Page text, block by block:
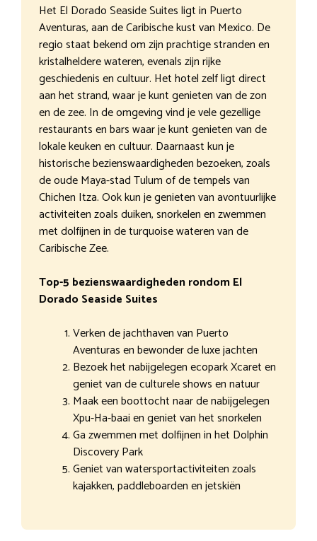
Het El Dorado Seaside Suites ligt in Puerto
Aventuras, aan de Caribische kust van Mexico. De
regio staat bekend om zijn prachtige stranden en
kristalheldere wateren, evenals zijn rijke
geschiedenis en cultuur. Het hotel zelf ligt direct
aan het strand, waar je kunt genieten van de zon
en de zee. In de omgeving vind je vele gezellige
restaurants en bars waar je kunt genieten van de
lokale keuken en cultuur. Daarnaast kun je
historische bezienswaardigheden bezoeken, zoals
de oude Maya-stad Tulum of de tempels van
Chichen Itza. Ook kun je genieten van avontuurlijke
activiteiten zoals duiken, snorkelen en zwemmen
met dolfijnen in de turquoise wateren van de
Caribische Zee.
Top-5 bezienswaardigheden rondom El
Dorado Seaside Suites
Verken de jachthaven van Puerto
Aventuras en bewonder de luxe jachten
Bezoek het nabijgelegen ecopark Xcaret en
geniet van de culturele shows en natuur
Maak een boottocht naar de nabijgelegen
Xpu-Ha-baai en geniet van het snorkelen
Ga zwemmen met dolfijnen in het Dolphin
Discovery Park
Geniet van watersportactiviteiten zoals
kajakken, paddleboarden en jetskiën